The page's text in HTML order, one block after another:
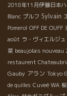
2018年11月伊藤日本
Blanc プルフ Sylvain
Pomerol OFF DE OUFF
août ラ・ヴィエルジ
菜 beaujolais nouveau
restaurent
Gauby アラン Tokyo
de quilles Cuveé WA